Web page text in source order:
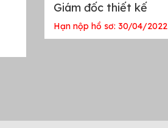
Giám đốc thiết kế
Hạn nộp hồ sơ: 30/04/2022